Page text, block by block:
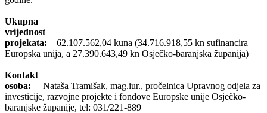
Ukupna
vrijednost
projekata: 62.107.562,04 kuna (34.716.918,55 kn sufinancira
Europska unija, a 27.390.643,49 kn Osječko-baranjska županija)
Kontakt
osoba: Nataša Tramišak, mag.iur., pročelnica Upravnog odjela za
investicije, razvojne projekte i fondove Europske unije Osječko-
baranjske županije, tel: 031/221-889